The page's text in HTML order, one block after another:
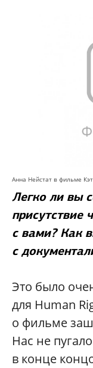
Анна Нейстат в фильме
Легко ли вы
присутствие
с вами? Как
с
Это было
для Human
о фильме
Нас не
в конце